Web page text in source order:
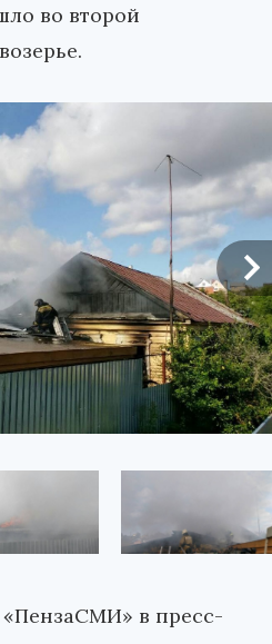
во второй
в пресс-